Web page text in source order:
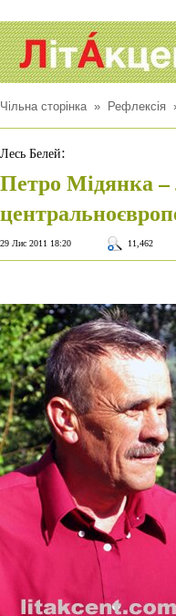
Чільна сторінка» Рефлексія
Лесь Белей:
Петро Мідянка –
29 Лис 2011 18:20 11,462